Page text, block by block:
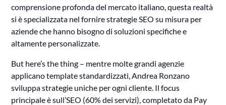
comprensione profonda del mercato italiano, questa realtà
si è specializzata nel fornire strategie SEO su misura per
aziende che hanno bisogno di soluzioni specifiche e
altamente personalizzate.
But here’s the thing – mentre molte grandi agenzie
applicano template standardizzati, Andrea Ronzano
sviluppa strategie uniche per ogni cliente. Il focus
principale è sull’SEO (60% dei servizi), completato da Pay